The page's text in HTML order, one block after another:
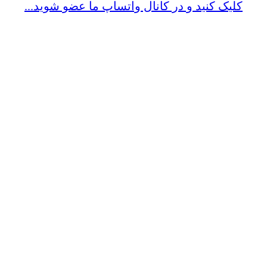
کلیک کنید و در کانال واتساپ ما عضو شوید...